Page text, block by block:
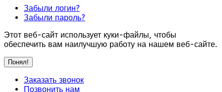
Забыли логин?
Забыли пароль?
Этот веб-сайт использует куки-файлы, чтобы
обеспечить вам наилучшую работу на нашем веб-сайте.
Понял!
Заказать звонок
Позвонить нам